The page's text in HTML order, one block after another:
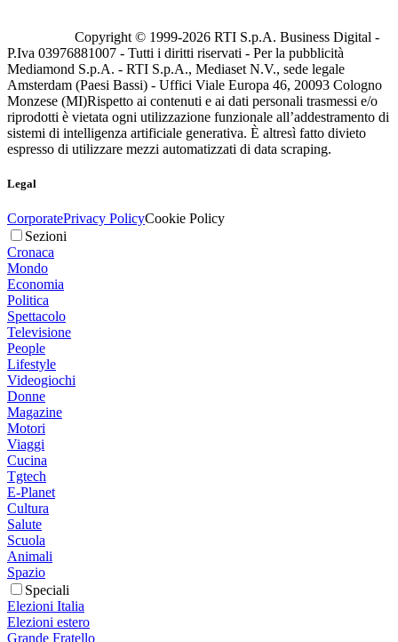
Copyright © 1999-2026 RTI S.p.A. Business Digital -
P.Iva 03976881007 - Tutti i diritti riservati - Per la pubblicità
Mediamond S.p.A. - RTI S.p.A., Mediaset N.V., sede legale
Amsterdam (Paesi Bassi) - Uffici Viale Europa 46, 20093 Cologno
Monzese (MI)Rispetto ai contenuti e ai dati personali trasmessi e/o
riprodotti è vietata ogni utilizzazione funzionale all’addestramento di
sistemi di intelligenza artificiale generativa. È altresì fatto divieto
espresso di utilizzare mezzi automatizzati di data scraping.
Legal
CorporatePrivacy PolicyCookie Policy
Sezioni
Cronaca
Mondo
Economia
Politica
Spettacolo
Televisione
People
Lifestyle
Videogiochi
Donne
Magazine
Motori
Viaggi
Cucina
Tgtech
E-Planet
Cultura
Salute
Scuola
Animali
Spazio
Speciali
Elezioni Italia
Elezioni estero
Grande Fratello